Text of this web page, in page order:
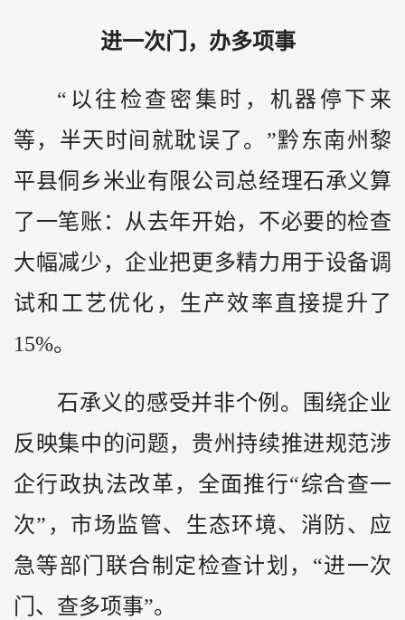
进一次门，办多项事
“以往检查密集时，机器停下来
等，半天时间就耽误了。”黔东南州黎
平县侗乡米业有限公司总经理石承义算
了一笔账：从去年开始，不必要的检查
大幅减少，企业把更多精力用于设备调
试和工艺优化，生产效率直接提升了
15%。
石承义的感受并非个例。围绕企业
反映集中的问题，贵州持续推进规范涉
企行政执法改革，全面推行“综合查一
次”，市场监管、生态环境、消防、应
急等部门联合制定检查计划，“进一次
门、查多项事”。